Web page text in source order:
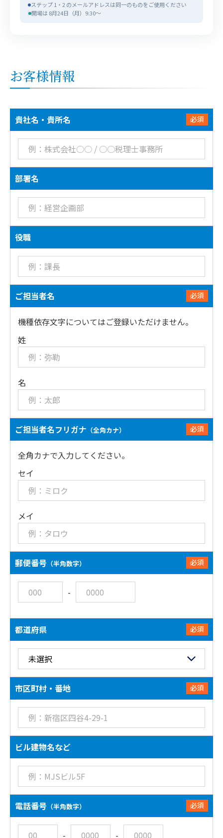
ステップ 1・2 のメールアドレスは同一のものをご使用ください
開場は 8月24日（月）9:30〜
お客様情報
必須
貴社名・貴所名
部署名
役職
必須
ご担当者名
機種依存文字についてはご登録いただけません。
姓
名
必須
ご担当者名フリガナ （全角カナ）
全角カナで入力してください。
セイ
メイ
必須
郵便番号 （半角数字）
-
必須
都道府県
必須
市区町村・番地
ビル建物名など
必須
電話番号 （半角数字）
- -